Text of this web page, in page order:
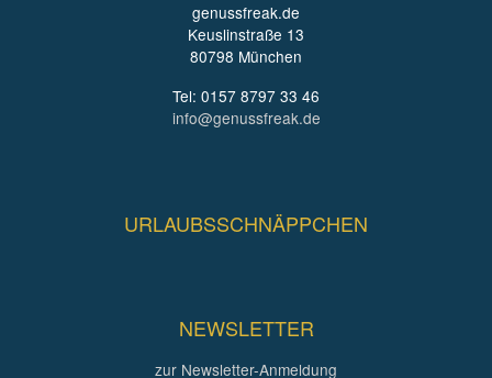
genussfreak.de
Keuslinstraße 13
80798 München
Tel: 0157 8797 33 46
info@genussfreak.de
URLAUBSSCHNÄPPCHEN
NEWSLETTER
zur Newsletter-Anmeldung